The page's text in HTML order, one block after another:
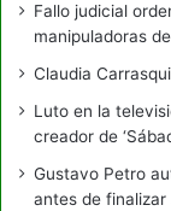
Fallo judicial
manipuladoras
Claudia
Luto en la
creador de
Gustavo Petro
antes de